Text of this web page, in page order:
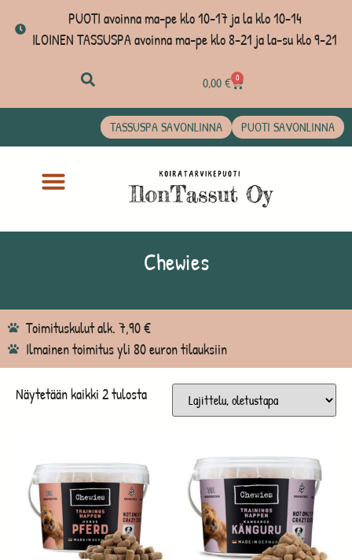
PUOTI avoinna ma-pe klo 10-17 ja la klo 10-14
ILOINEN TASSUSPA avoinna ma-pe klo 8-21 ja la-su klo 9-21
0,00€ 0
TASSUSPA SAVONLINNA PUOTI SAVONLINNA
Chewies
Toimituskulut alk. 7,90 €
Ilmainen toimitus yli 80 euron tilauksiin
Näytetään kaikki 2 tulosta